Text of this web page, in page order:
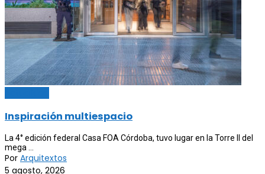
Inspiración multiespacio
La 4° edición federal Casa FOA Córdoba, tuvo lugar en la Torre II del
mega ...
Por Arquitextos
5 agosto, 2026